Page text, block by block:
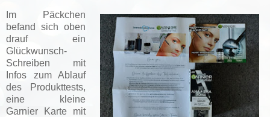
Im Päckchen
befand sich oben
drauf ein
Glückwunsch-
Schreiben mit
Infos zum Ablauf
des Produkttests,
eine kleine
Garnier Karte mit